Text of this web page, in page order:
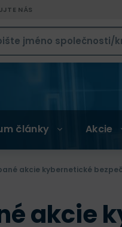
NÁS
články Akcie
akcie kybernetické
akcie